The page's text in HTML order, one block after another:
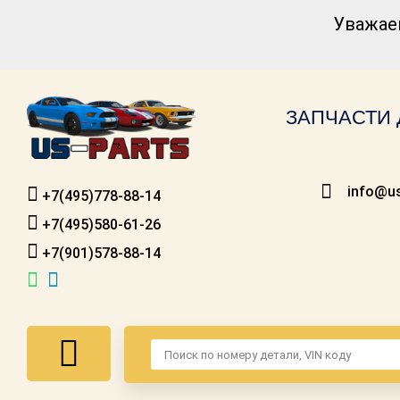
ЗАПЧАСТИ
+7(495)778-88-14
+7(495)580-61-26
+7(901)578-88-14
Доставка